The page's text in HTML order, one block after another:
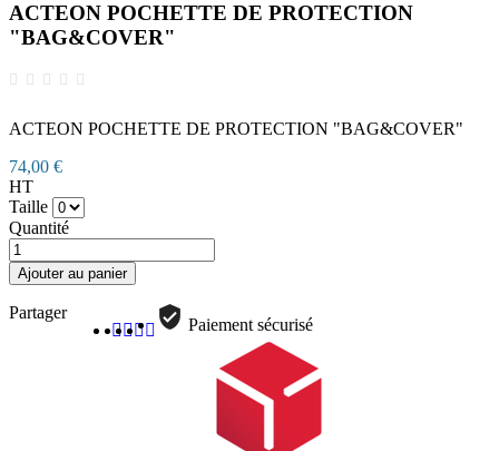
ACTEON POCHETTE DE PROTECTION
"BAG&COVER"
ACTEON POCHETTE DE PROTECTION "BAG&COVER"
74,00 €
HT
Taille
Quantité
Ajouter au panier
Partager
Paiement sécurisé